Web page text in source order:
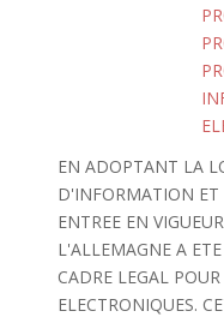
EN ADOPTANT LA
D'INFORMATION
ENTREE EN
L'ALLEMAGNE A
CADRE LEGAL
ELECTRONIQUES.